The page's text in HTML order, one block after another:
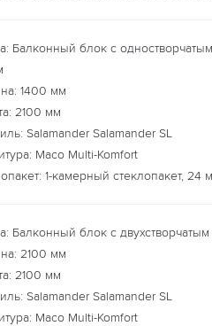
Балконный блок с одностворчатым
1400 мм
2100 мм
Salamander Salamander SL
Maco Multi-Komfort
1-камерный стеклопакет, 24
Балконный блок с
2100 мм
2100 мм
Salamander Salamander SL
Maco Multi-Komfort